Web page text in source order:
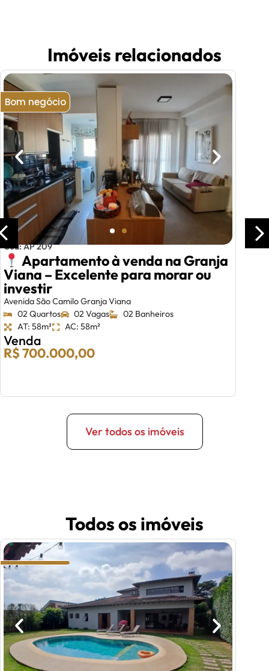
Imóveis relacionados
Bom negócio
Cód: AP 209
Apartamento à venda na Granja
Viana – Excelente para morar ou
investir
Avenida São Camilo Granja Viana
02 Quartos
02 Vagas
02 Banheiros
AT: 58m²
AC: 58m²
Venda
R$ 700.000,00
Ver todos os imóveis
Todos os imóveis